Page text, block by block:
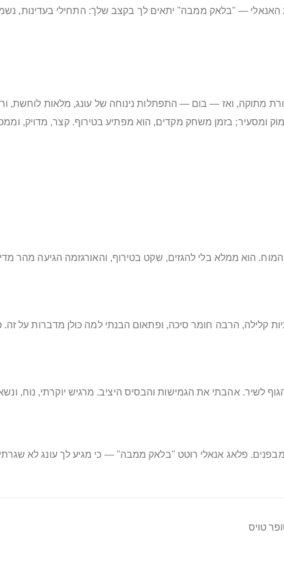
— "בלאק ממבה" יתאים לך בקצב שלך: התחילי בעדינות,
מתוקה, ואז — בום — התפתלות נינוחה של עונג, מלאות לוחשת,
ומסעיר; בזמן משחק מקדים, הוא מפתיע בטירוף. קצר, מדויק,
על מצב 3 פשוט כיבתה לי את המוח. הוא ממלא בלי להגזים, שקט בטירוף, והאורגזמה
קלילה, הרבה חומר סיכה, ופתאום הבנתי למה כולן מדברות על זה.
לשיר. אהבתי את הגמישות והבסיס היציב. מרגיש יוקרתי, נוח,
פלאג אנאלי רוטט "בלאק ממבה" — כי מגיע לך עונג לא שגרתי,